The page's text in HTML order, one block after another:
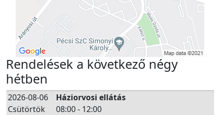
Rendelések a következő négy
hétben
2026-08-06
Csütörtök
Háziorvosi ellátás
08:00 - 12:00